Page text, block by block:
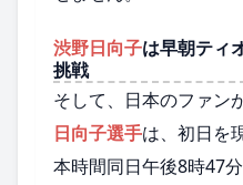
渋野日向子は早朝ティ
挑戦
そして、日本のファン
日向子選手は、初日を
本時間同日午後8時47